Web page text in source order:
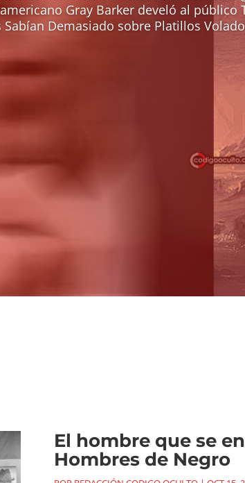
Gray Barker develó al público
Sabían Demasiado sobre Platillos
El hombre que se
Hombres de Negro